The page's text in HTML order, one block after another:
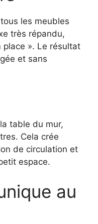
les meubles
très répandu,
place ». Le résultat
et sans
table du mur,
Cela crée
de circulation et
espace.
au